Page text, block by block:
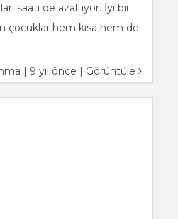
saati de azaltıyor. İyi bir
çocuklar hem kısa hem de
| 9 yıl önce | Görüntüle